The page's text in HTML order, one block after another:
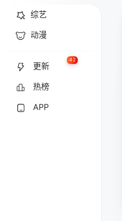
综艺
动漫
更新
42
热榜
APP